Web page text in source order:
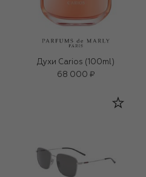
Духи Carios (100ml)
68 000 ₽